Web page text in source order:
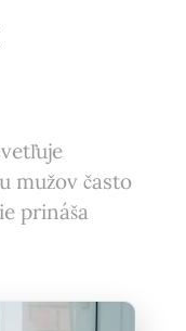
mužov často
prináša